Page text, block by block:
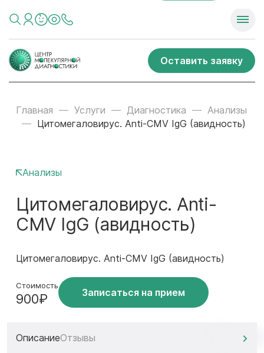
Оставить заявку
Главная Услуги Диагностика
Анализы
Цитомегаловирус. Anti-CMV IgG (авидность)
Анализы
Цитомегаловирус. Anti-
CMV IgG (авидность)
Цитомегаловирус. Anti-CMV IgG (авидность)
Стоимость
900₽ Записаться на прием
ОписаниеОтзывы